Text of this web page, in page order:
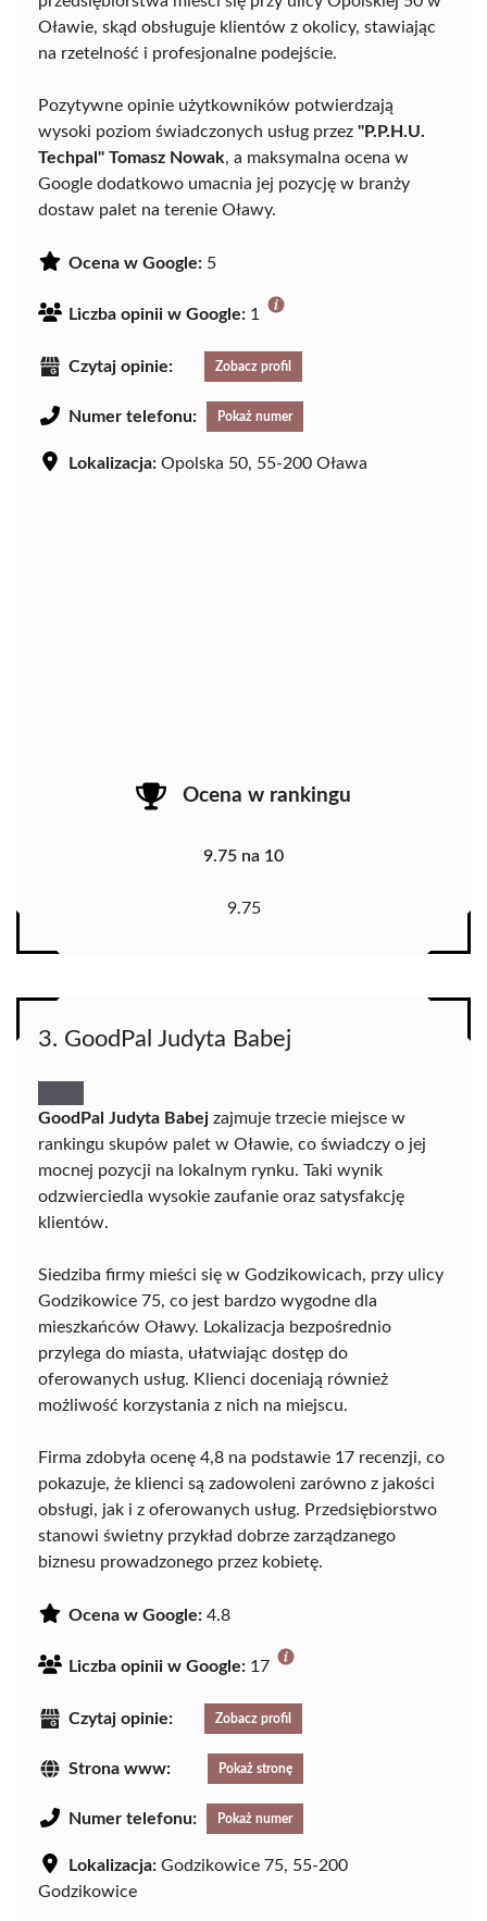
Oławie, skąd obsługuje klientów z okolicy, stawiając
na rzetelność i profesjonalne podejście.
Pozytywne opinie użytkowników potwierdzają
wysoki poziom świadczonych usług przez "P.P.H.U.
Techpal" Tomasz Nowak, a maksymalna ocena w
Google dodatkowo umacnia jej pozycję w branży
dostaw palet na terenie Oławy.
Ocena w Google: 5
Liczba opinii w Google: 1
Czytaj opinie: Zobacz profil
Numer telefonu: Pokaż numer
Lokalizacja: Opolska 50, 55-200 Oława
Ocena w rankingu
9.75 na 10
9.75
3. GoodPal Judyta Babej
GoodPal Judyta Babej zajmuje trzecie miejsce w
rankingu skupów palet w Oławie, co świadczy o jej
mocnej pozycji na lokalnym rynku. Taki wynik
odzwierciedla wysokie zaufanie oraz satysfakcję
klientów.
Siedziba firmy mieści się w Godzikowicach, przy ulicy
Godzikowice 75, co jest bardzo wygodne dla
mieszkańców Oławy. Lokalizacja bezpośrednio
przylega do miasta, ułatwiając dostęp do
oferowanych usług. Klienci doceniają również
możliwość korzystania z nich na miejscu.
Firma zdobyła ocenę 4,8 na podstawie 17 recenzji, co
pokazuje, że klienci są zadowoleni zarówno z jakości
obsługi, jak i z oferowanych usług. Przedsiębiorstwo
stanowi świetny przykład dobrze zarządzanego
biznesu prowadzonego przez kobietę.
Ocena w Google: 4.8
Liczba opinii w Google: 17
Czytaj opinie: Zobacz profil
Strona www: Pokaż stronę
Numer telefonu: Pokaż numer
Lokalizacja: Godzikowice 75, 55-200
Godzikowice